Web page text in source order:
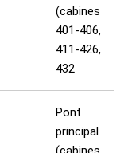
(cabines
401-406,
411-426,
432
Pont
principal